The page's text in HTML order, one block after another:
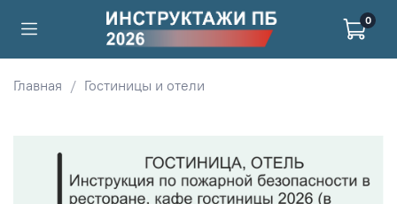
0
Главная Гостиницы и отели